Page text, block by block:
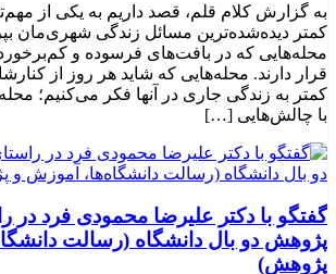
به گزارش کلام قلم، قصد داریم به یکی از
کمتر دیده‌شده‌ترین مسائل زندگی شهری‌مان
محله‌هایی که در بافت‌های فرسوده و
قرار دارند. محله‌هایی که شاید هر روز از
کمتر به زندگی جاری در آنها فکر می‌کنیم؛
با چالش‌هایی […]
گفتگو با دکتر علیرضا محمودی فرد در
پژوهش دو بال دانشگاه (رسالت
پژوهش)